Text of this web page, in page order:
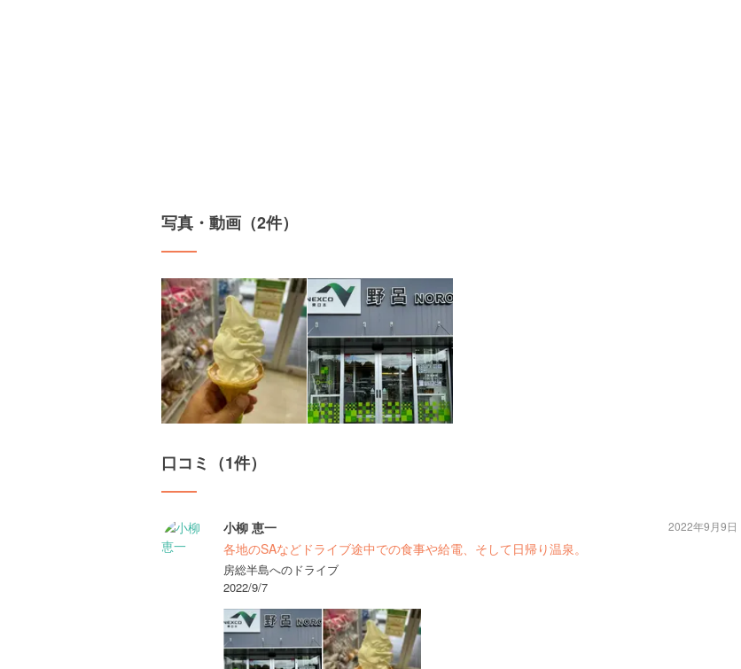
写真・動画（2件）
口コミ（1件）
小柳 恵一
各地のSAなどドライブ途中での食事や給電、そして日帰り温泉。
房総半島へのドライブ
2022/9/7
2022年9月9日